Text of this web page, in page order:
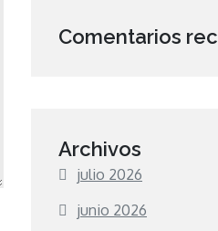
Comentarios
Archivos
julio 2026
junio 2026